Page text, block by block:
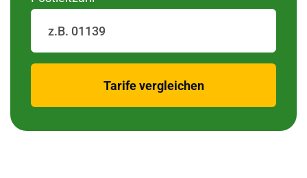
Tarife vergleichen